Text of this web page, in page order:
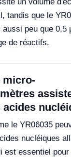
tandis que le
peu que 0,5
de réactifs.
micro-
acides
le YR06035
nucléiques
est essentiel